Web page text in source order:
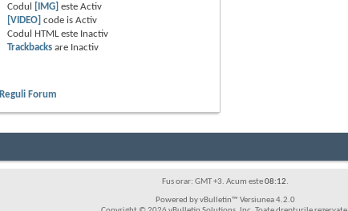
Codul
[IMG] esteActiv
[VIDEO] code isActiv
Codul HTML este Inactiv
Trackbacks are Inactiv
Reguli Forum
Fus orar: GMT +3. Acum este08:12.
Powered by vBulletin™ Versiunea 4.2.0